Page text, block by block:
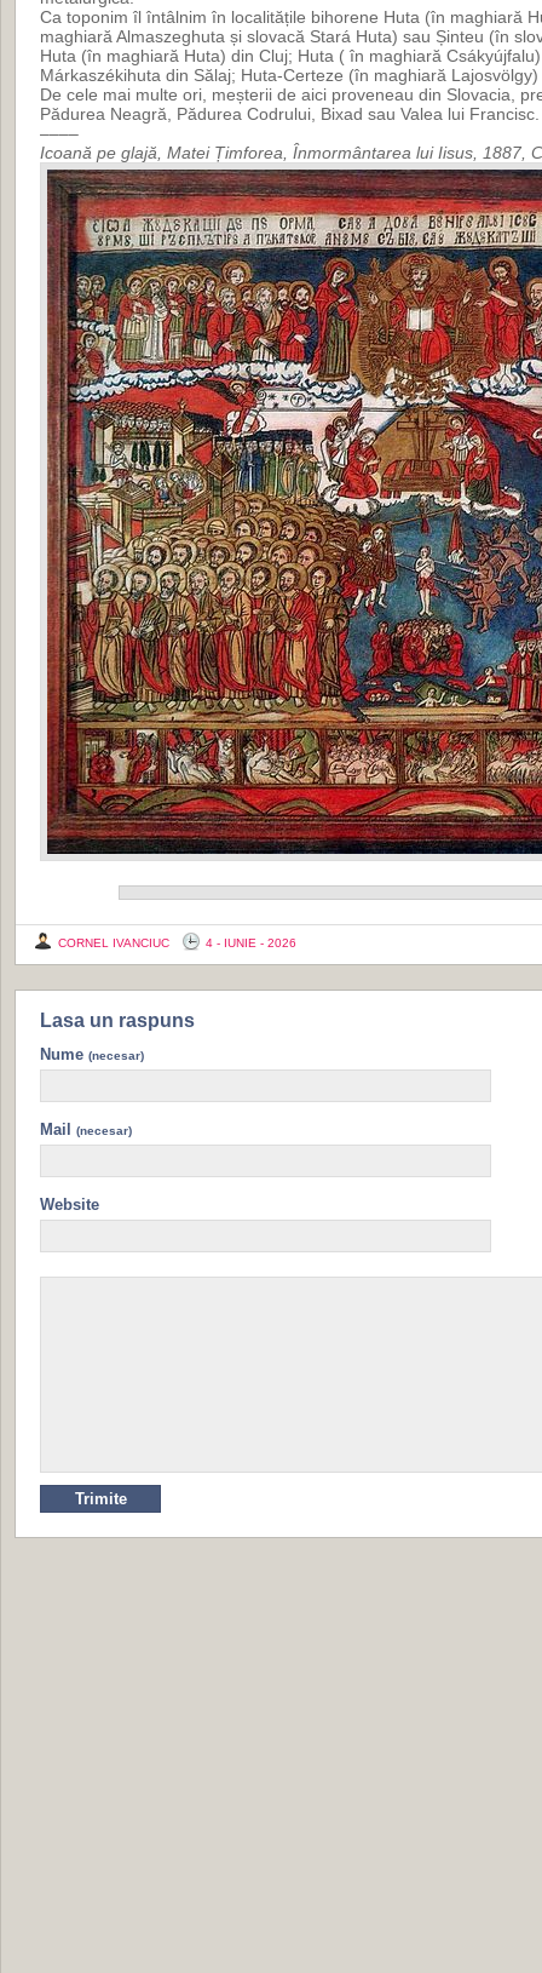
Ca toponim îl întâlnim în localitățile bihorene Huta (în maghiară
maghiară Almaszeghuta și slovacă Stará Huta) sau Șinteu (în
Huta (în maghiară Huta) din Cluj; Huta ( în maghiară
Márkaszékihuta din Sălaj; Huta-Certeze (în maghiară
De cele mai multe ori, meșterii de aici proveneau din Slovacia,
Pădurea Neagră, Pădurea Codrului, Bixad sau Valea lui Francisc.
––––
Icoană pe glajă, Matei Țimforea, Înmormântarea lui Iisus, 1887,
CORNEL IVANCIUC 4 - IUNIE - 2026
Lasa un raspuns
Nume (necesar)
Mail (necesar)
Website